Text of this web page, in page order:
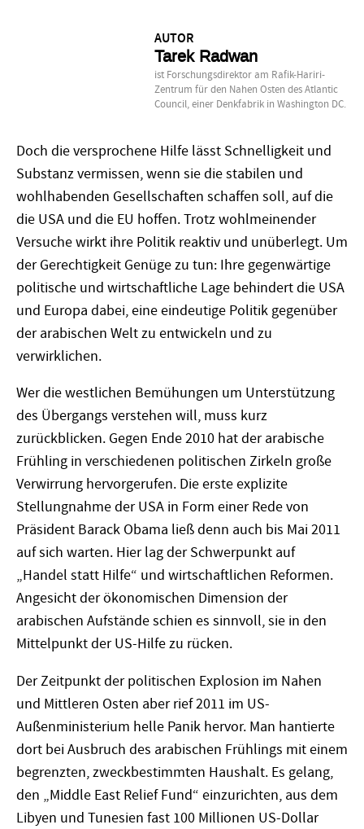
AUTOR
Tarek Radwan
ist Forschungsdirektor am Rafik-Hariri-
Zentrum für den Nahen Osten des Atlantic
Council, einer Denkfabrik in Washington DC.
Doch die versprochene Hilfe lässt Schnelligkeit und
Substanz vermissen, wenn sie die stabilen und
wohlhabenden Gesellschaften schaffen soll, auf die
die USA und die EU hoffen. Trotz wohlmeinender
Versuche wirkt ihre Politik reaktiv und unüberlegt. Um
der Gerechtigkeit Genüge zu tun: Ihre gegenwärtige
politische und wirtschaftliche Lage behindert die USA
und Europa dabei, eine eindeutige Politik gegenüber
der arabischen Welt zu entwickeln und zu
verwirklichen.
Wer die westlichen Bemühungen um Unterstützung
des Übergangs verstehen will, muss kurz
zurückblicken. Gegen Ende 2010 hat der arabische
Frühling in verschiedenen politischen Zirkeln große
Verwirrung hervorgerufen. Die erste explizite
Stellungnahme der USA in Form einer Rede von
Präsident Barack Obama ließ denn auch bis Mai 2011
auf sich warten. Hier lag der Schwerpunkt auf
„Handel statt Hilfe“ und wirtschaftlichen Reformen.
Angesicht der ökonomischen Dimension der
arabischen Aufstände schien es sinnvoll, sie in den
Mittelpunkt der US-Hilfe zu rücken.
Der Zeitpunkt der politischen Explosion im Nahen
und Mittleren Osten aber rief 2011 im US-
Außenministerium helle Panik hervor. Man hantierte
dort bei Ausbruch des arabischen Frühlings mit einem
begrenzten, zweckbestimmten Haushalt. Es gelang,
den „Middle East Relief Fund“ einzurichten, aus dem
Libyen und Tunesien fast 100 Millionen US-Dollar